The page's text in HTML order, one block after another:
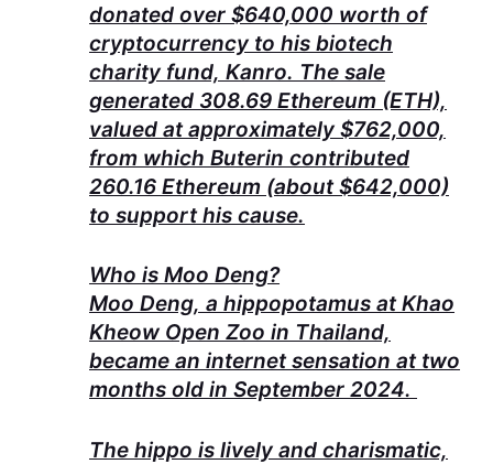
donated over $640,000 worth of
cryptocurrency to his biotech
charity fund, Kanro. The sale
generated 308.69 Ethereum (ETH),
valued at approximately $762,000,
from which Buterin contributed
260.16 Ethereum (about $642,000)
to support his cause.
Who is Moo Deng?
Moo Deng, a hippopotamus at Khao
Kheow Open Zoo in Thailand,
became an internet sensation at two
months old in September 2024.
The hippo is lively and charismatic,